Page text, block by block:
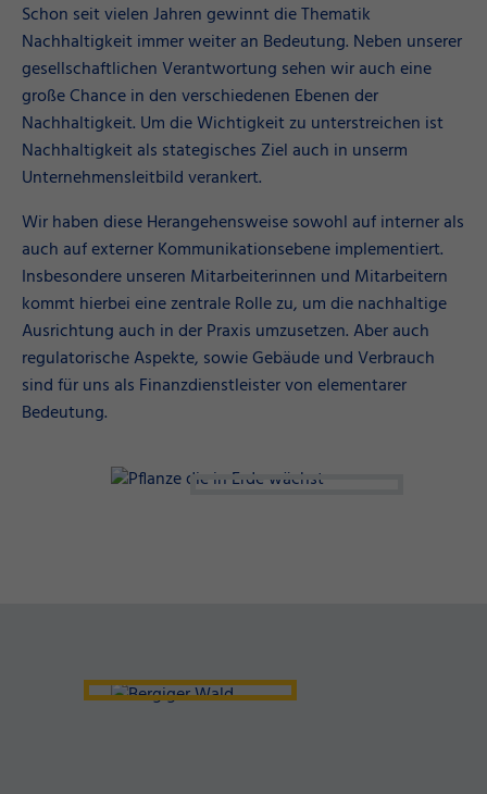
Schon seit vielen Jahren gewinnt die Thematik
Nachhaltigkeit immer weiter an Bedeutung. Neben unserer
gesellschaftlichen Verantwortung sehen wir auch eine
große Chance in den verschiedenen Ebenen der
Nachhaltigkeit. Um die Wichtigkeit zu unterstreichen ist
Nachhaltigkeit als stategisches Ziel auch in unserm
Unternehmensleitbild verankert.
Wir haben diese Herangehensweise sowohl auf interner als
auch auf externer Kommunikationsebene implementiert.
Insbesondere unseren Mitarbeiterinnen und Mitarbeitern
kommt hierbei eine zentrale Rolle zu, um die nachhaltige
Ausrichtung auch in der Praxis umzusetzen. Aber auch
regulatorische Aspekte, sowie Gebäude und Verbrauch
sind für uns als Finanzdienstleister von elementarer
Bedeutung.